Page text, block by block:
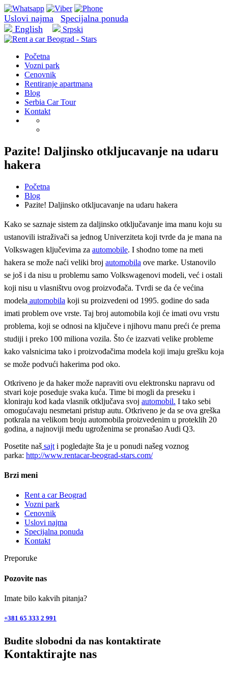
Uslovi najma
Specijalna ponuda
English
Srpski
Početna
Vozni park
Cenovnik
Rentiranje apartmana
Blog
Serbia Car Tour
Kontakt
Pazite! Daljinsko otkljucavanje na udaru
hakera
Početna
Blog
Pazite! Daljinsko otkljucavanje na udaru hakera
Kako se saznaje sistem za daljinsko otključavanje ima manu koju su
ustanovili istraživači sa jednog Univerziteta koji tvrde da je mana na
Volkswagen ključevima za automobile. I shodno tome na meti
hakera se može naći veliki broj automobila ove marke. Ustanovilo
se još i da nisu u problemu samo Volkswagenovi modeli, već i ostali
koji nisu u vlasništvu ovog proizvođača. Tvrdi se da će većina
modela automobila koji su proizvedeni od 1995. godine do sada
imati problem ove vrste. Taj broj automobila koji će imati ovu vrstu
problema, koji se odnosi na ključeve i njihovu manu preći će prema
studiji i preko 100 miliona vozila. Što će izazvati velike probleme
kako valsnicima tako i proizvođačima modela koji imaju grešku koja
se može podvući hakerima pod oko.
Otkriveno je da haker može napraviti ovu elektronsku napravu od
stvari koje poseduje svaka kuća. Time bi mogli da preseku i
kloniraju kod kada vlasnik otključava svoj automobil. I tako sebi
omogućavaju nesmetani pristup autu. Otkriveno je da se ova greška
potkrala na velikom broju automobila proizvedenim u proteklih 20
godina, a najnoviji među ugroženima se pronašao Audi Q3.
Posetite naš sajt i pogledajte šta je u ponudi našeg voznog
parka: http://www.rentacar-beograd-stars.com/
Brzi meni
Rent a car Beograd
Vozni park
Cenovnik
Uslovi najma
Specijalna ponuda
Kontakt
Preporuke
Pozovite nas
Imate bilo kakvih pitanja?
+381 65 333 2 991
Budite slobodni da nas kontaktirate
Kontaktirajte nas